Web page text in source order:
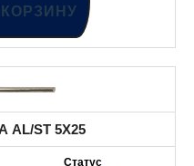
КОРЗИНУ
AL/ST 5X25